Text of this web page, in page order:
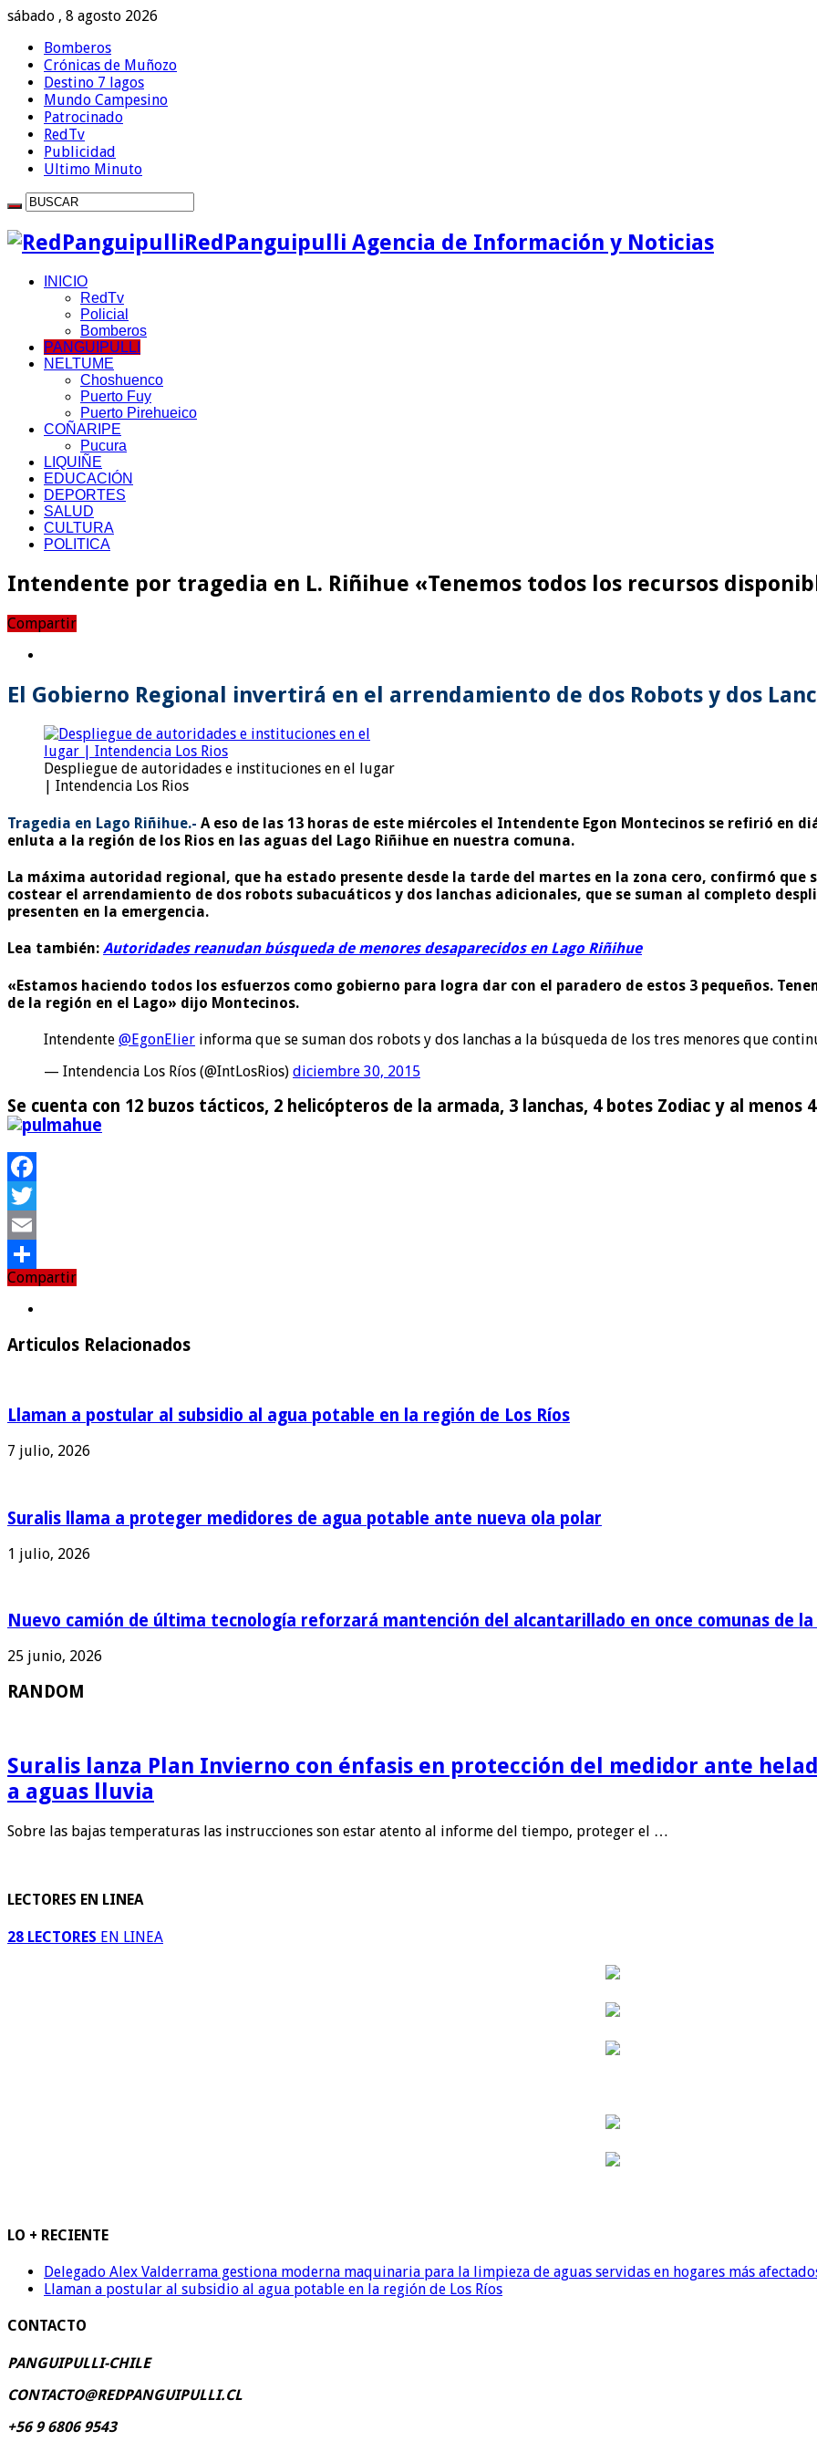
sábado , 8 agosto 2026
Bomberos
Crónicas de Muñozo
Destino 7 lagos
Mundo Campesino
Patrocinado
RedTv
Publicidad
Ultimo Minuto
RedPanguipulli Agencia de Información y Noticias
INICIO
RedTv
Policial
Bomberos
PANGUIPULLI
NELTUME
Choshuenco
Puerto Fuy
Puerto Pirehueico
COÑARIPE
Pucura
LIQUIÑE
EDUCACIÓN
DEPORTES
SALUD
CULTURA
POLITICA
Intendente por tragedia en L. Riñihue «Tenemos todos los recursos
Compartir
El Gobierno Regional invertirá en el arrendamiento de dos Robots y dos
Despliegue de autoridades e instituciones en el lugar
| Intendencia Los Rios
Tragedia en Lago Riñihue.- A eso de las 13 horas de este miércoles el Intendente Egon Montecinos se refirió en
enluta a la región de los Rios en las aguas del Lago Riñihue en nuestra comuna.
La máxima autoridad regional, que ha estado presente desde la tarde del martes en la zona cero, confirmó que
costear el arrendamiento de dos robots subacuáticos y dos lanchas adicionales, que se suman al completo
presenten en la emergencia.
Lea también: Autoridades reanudan búsqueda de menores desaparecidos en Lago Riñihue
«Estamos haciendo todos los esfuerzos como gobierno para logra dar con el paradero de estos 3 pequeños.
de la región en el Lago» dijo Montecinos.
Intendente @EgonElier informa que se suman dos robots y dos lanchas a la búsqueda de los tres menores que
— Intendencia Los Ríos (@IntLosRios) diciembre 30, 2015
Se cuenta con 12 buzos tácticos, 2 helicópteros de la armada, 3 lanchas, 4 botes Zodiac y al menos
Facebook
Twitter
Email
Compartir
Compartir
Articulos Relacionados
Llaman a postular al subsidio al agua potable en la región de Los Ríos
7 julio, 2026
Suralis llama a proteger medidores de agua potable ante nueva ola polar
1 julio, 2026
Nuevo camión de última tecnología reforzará mantención del alcantarillado en once comunas de la
25 junio, 2026
RANDOM
Suralis lanza Plan Invierno con énfasis en protección del medidor ante
a aguas lluvia
Sobre las bajas temperaturas las instrucciones son estar atento al informe del tiempo, proteger el …
LECTORES EN LINEA
28 LECTORES EN LINEA
LO + RECIENTE
Delegado Alex Valderrama gestiona moderna maquinaria para la limpieza de aguas servidas en hogares más
Llaman a postular al subsidio al agua potable en la región de Los Ríos
CONTACTO
PANGUIPULLI-CHILE
CONTACTO@REDPANGUIPULLI.CL
+56 9 6806 9543